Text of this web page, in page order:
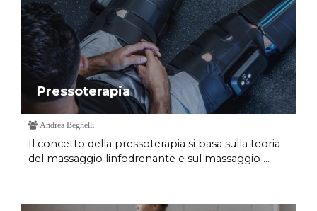
Pressoterapia
Andrea Beghelli
Il concetto della pressoterapia si basa sulla teoria
del massaggio linfodrenante e sul massaggio ...